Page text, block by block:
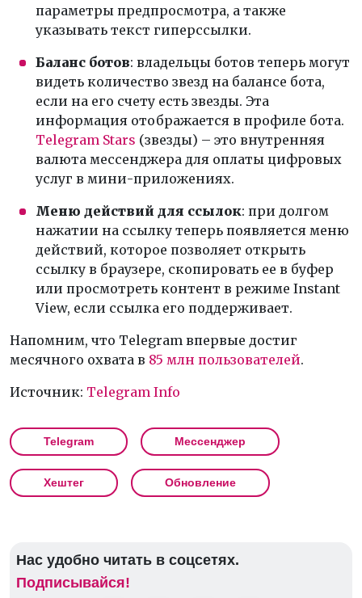
параметры предпросмотра, а также
указывать текст гиперссылки.
Баланс ботов: владельцы ботов теперь могут
видеть количество звезд на балансе бота,
если на его счету есть звезды. Эта
информация отображается в профиле бота.
Telegram Stars (звезды) – это внутренняя
валюта мессенджера для оплаты цифровых
услуг в мини-приложениях.
Меню действий для ссылок: при долгом
нажатии на ссылку теперь появляется меню
действий, которое позволяет открыть
ссылку в браузере, скопировать ее в буфер
или просмотреть контент в режиме Instant
View, если ссылка его поддерживает.
Напомним, что Telegram впервые достиг
месячного охвата в 85 млн пользователей.
Источник: Telegram Info
Telegram Мессенджер
Хештег Обновление
Нас удобно читать в соцсетях.
Подписывайся!